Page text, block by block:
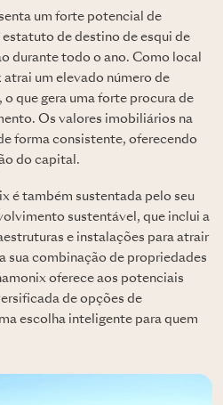
um forte potencial de
de destino de esqui de
durante todo o ano. Como local
um elevado número de
que gera uma forte procura de
Os valores imobiliários na
forma consistente, oferecendo
do capital.
é também sustentada pelo seu
sustentável, que inclui a
e instalações para atrair
sua combinação de propriedades
oferece aos potenciais
de opções de
escolha inteligente para quem